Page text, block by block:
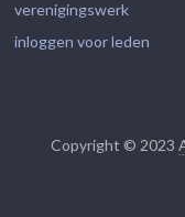
verenigingswerk
inloggen voor leden
Copyright © 2023